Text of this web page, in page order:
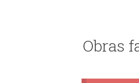
Obras